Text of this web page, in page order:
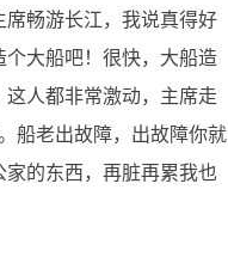
席畅游长江，我说真得好
大船吧！很快，大船造
人都非常激动，主席走
船老出故障，出故障你就
的东西，再脏再累我也